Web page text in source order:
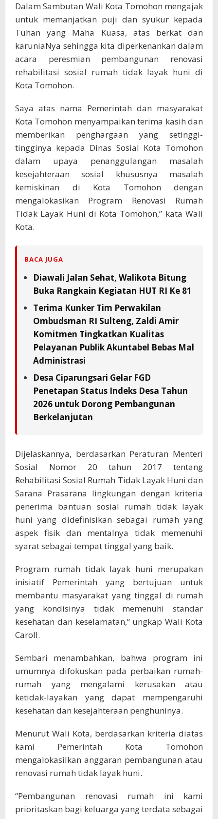
Dalam Sambutan Wali Kota Tomohon mengajak
untuk memanjatkan puji dan syukur kepada
Tuhan yang Maha Kuasa, atas berkat dan
karuniaNya sehingga kita diperkenankan dalam
acara peresmian pembangunan renovasi
rehabilitasi sosial rumah tidak layak huni di
Kota Tomohon.
Saya atas nama Pemerintah dan masyarakat
Kota Tomohon menyampaikan terima kasih dan
memberikan penghargaan yang setinggi-
tingginya kepada Dinas Sosial Kota Tomohon
dalam upaya penanggulangan masalah
kesejahteraan sosial khususnya masalah
kemiskinan di Kota Tomohon dengan
mengalokasikan Program Renovasi Rumah
Tidak Layak Huni di Kota Tomohon,” kata Wali
Kota.
BACA JUGA
Diawali Jalan Sehat, Walikota Bitung
Buka Rangkain Kegiatan HUT RI Ke 81
Terima Kunker Tim Perwakilan
Ombudsman RI Sulteng, Zaldi Amir
Komitmen Tingkatkan Kualitas
Pelayanan Publik Akuntabel Bebas Mal
Administrasi
Desa Ciparungsari Gelar FGD
Penetapan Status Indeks Desa Tahun
2026 untuk Dorong Pembangunan
Berkelanjutan
Dijelaskannya, berdasarkan Peraturan Menteri
Sosial Nomor 20 tahun 2017 tentang
Rehabilitasi Sosial Rumah Tidak Layak Huni dan
Sarana Prasarana lingkungan dengan kriteria
penerima bantuan sosial rumah tidak layak
huni yang didefinisikan sebagai rumah yang
aspek fisik dan mentalnya tidak memenuhi
syarat sebagai tempat tinggal yang baik.
Program rumah tidak layak huni merupakan
inisiatif Pemerintah yang bertujuan untuk
membantu masyarakat yang tinggal di rumah
yang kondisinya tidak memenuhi standar
kesehatan dan keselamatan,” ungkap Wali Kota
Caroll.
Sembari menambahkan, bahwa program ini
umumnya difokuskan pada perbaikan rumah-
rumah yang mengalami kerusakan atau
ketidak-layakan yang dapat mempengaruhi
kesehatan dan kesejahteraan penghuninya.
Menurut Wali Kota, berdasarkan kriteria diatas
kami Pemerintah Kota Tomohon
mengalokasilkan anggaran pembangunan atau
renovasi rumah tidak layak huni.
“Pembangunan renovasi rumah ini kami
prioritaskan bagi keluarga yang terdata sebagai